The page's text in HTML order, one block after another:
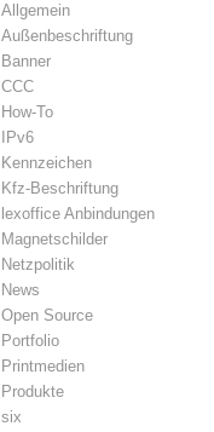
Allgemein
Außenbeschriftung
Banner
CCC
How-To
IPv6
Kennzeichen
Kfz-Beschriftung
lexoffice Anbindungen
Magnetschilder
Netzpolitik
News
Open Source
Portfolio
Printmedien
Produkte
six